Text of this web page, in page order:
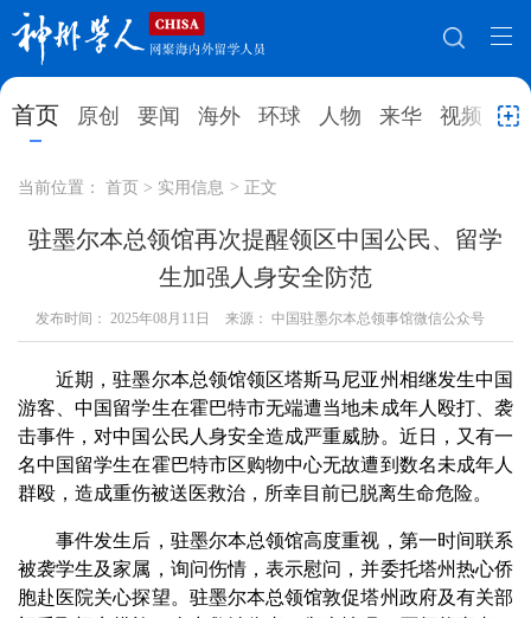
首页 原创 要闻 海外 环球 人物 来华 视频 教
网站地图
首页 原创
环球 人物 来华 视频
就业创业 合作办学
综合 深度 专题 实用信息
招聘信息 更多数据
当前位置： 首页 > 实用信息 > 正文
驻墨尔本总领馆再次提醒领区中国公民、留学
生加强人身安全防范
发布时间： 2025年08月11日 来源： 中国驻墨尔本总领事馆微信公众号
近期，驻墨尔本总领馆领区塔斯马尼亚州相继发生中国
游客、中国留学生在霍巴特市无端遭当地未成年人殴打、袭
击事件，对中国公民人身安全造成严重威胁。近日，又有一
名中国留学生在霍巴特市区购物中心无故遭到数名未成年人
群殴，造成重伤被送医救治，所幸目前已脱离生命危险。
事件发生后，驻墨尔本总领馆高度重视，第一时间联系
被袭学生及家属，询问伤情，表示慰问，并委托塔州热心侨
胞赴医院关心探望。驻墨尔本总领馆敦促塔州政府及有关部